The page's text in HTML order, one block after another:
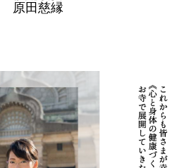
原田 慈縁